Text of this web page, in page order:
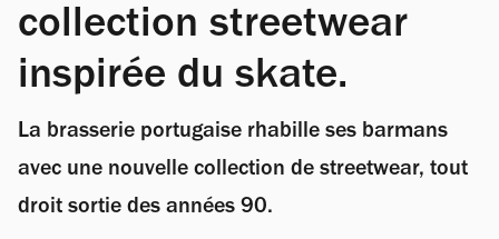
collection streetwear
inspirée du skate.
La brasserie portugaise rhabille ses barmans
avec une nouvelle collection de streetwear, tout
droit sortie des années 90.